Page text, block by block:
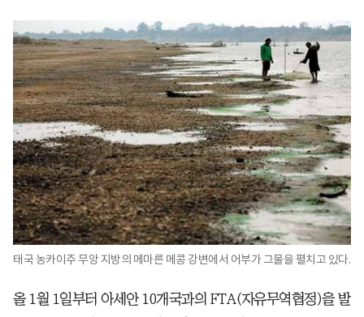
태국 농카이주 무앙 지방의 메마른 메콩 강변에서 어부가 그물을 펼치고 있다.
올 1월 1일부터 아세안 10개국과의 FTA(자유무역협정)을 발